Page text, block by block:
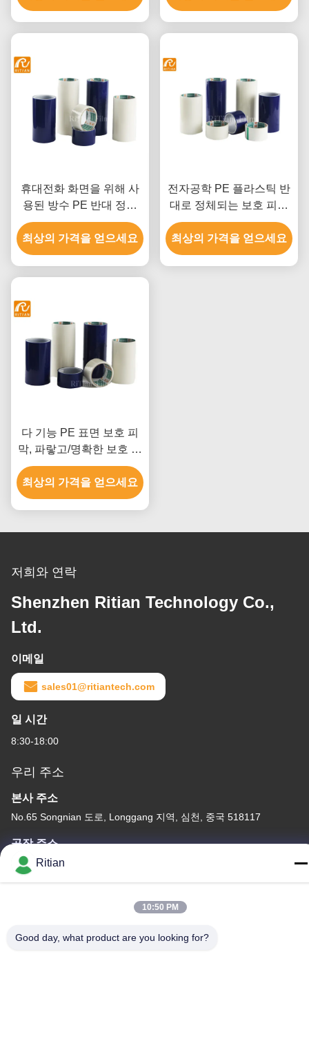
휴대전화 화면을 위해 사
용된 방수 PE 반대 정적
보호 테이프 명부
최상의 가격을 얻으세요
전자공학 PE 플라스틱 반
대로 정체되는 보호 피막
은 간격 0.05 Mm 끈으로
엮습니다
최상의 가격을 얻으세요
다 기능 PE 표면 보호 피
막, 파랗고/명확한 보호 피
막 테이프
최상의 가격을 얻으세요
저희와 연락
Shenzhen Ritian Technology Co.,
Ltd.
이메일
sales01@ritiantech.com
일 시간
8:30-18:00
우리 주소
본사 주소
No.65 Songnian 도로, Longgang 지역, 심천, 중국 518117
공장 주소
No.65 Songnian 도로, Longgang 지역, 심천, 중국 518117
Ritian
10:50 PM
Good day, what product are you looking for?